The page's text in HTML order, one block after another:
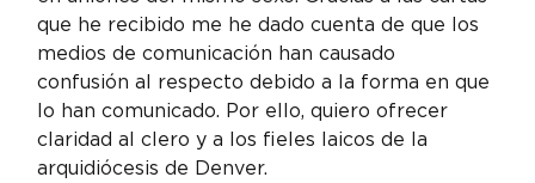
que he recibido me he dado cuenta de que los
medios de comunicación han causado
confusión al respecto debido a la forma en que
lo han comunicado. Por ello, quiero ofrecer
claridad al clero y a los fieles laicos de la
arquidiócesis de Denver.